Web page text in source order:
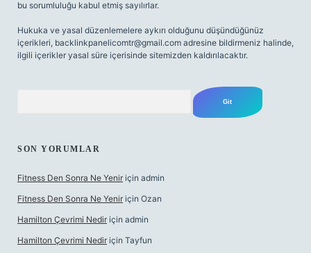
bu sorumluluğu kabul etmiş sayılırlar.
Hukuka ve yasal düzenlemelere aykırı olduğunu düşündüğünüz
içerikleri, backlinkpanelicomtr@gmail.com adresine bildirmeniz halinde,
ilgili içerikler yasal süre içerisinde sitemizden kaldırılacaktır.
SON YORUMLAR
Fitness Den Sonra Ne Yenir için admin
Fitness Den Sonra Ne Yenir için Ozan
Hamilton Çevrimi Nedir için admin
Hamilton Çevrimi Nedir için Tayfun